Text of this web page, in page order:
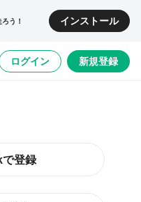
う！ インストール
ログイン 新規登録
登録